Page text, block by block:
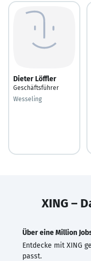
Dieter Löffler
Geschäftsführer
Wesseling
XING –
Über eine Million
Entdecke mit XING
passt.